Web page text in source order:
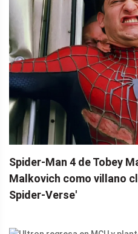
Spider-Man 4 de Tobey
Malkovich como villano
Spider-Verse'